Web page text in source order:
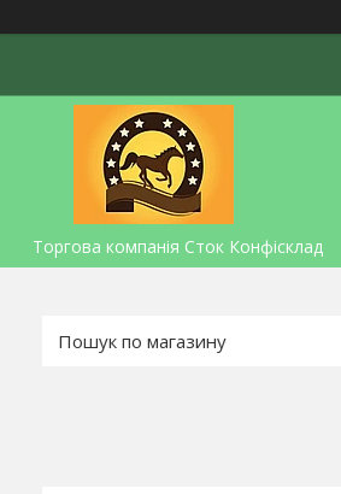
Торгова компанія Сток Конфісклад